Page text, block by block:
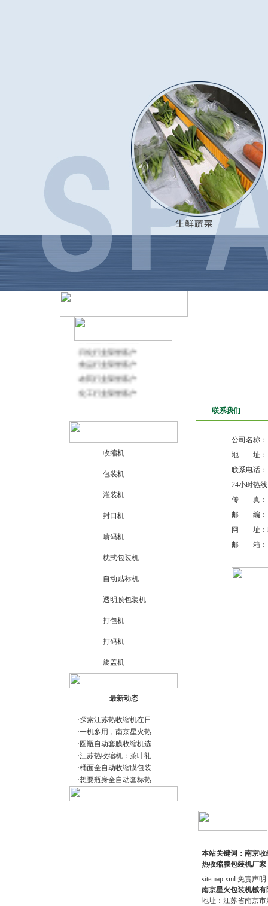
·保健品行业荣誉客户
食品行业荣誉客户
农药行业荣誉客户
化工行业荣誉客户
润滑油行业荣誉客户
·大学、医院荣誉客户
更多客户……
收缩机
包装机
灌装机
封口机
喷码机
枕式包装机
自动贴标机
透明膜包装机
打包机
打码机
旋盖机
最新动态
·探索江苏热收缩机在日
·一机多用，南京星火热
· 圆瓶自动套膜收缩机选
·江苏热收缩机：茶叶礼
·桶面全自动收缩膜包装
·想要瓶身全自动套标热
联系我们
公司名称
地 址： 河
联系电话：
24小时热线
传 真：
邮 编：
网 址：
邮 箱：
本站关键词：南京
热收缩膜包装机厂家
sitemap.xml 免责声明
南京星火包装机械有
地址：江苏省南京